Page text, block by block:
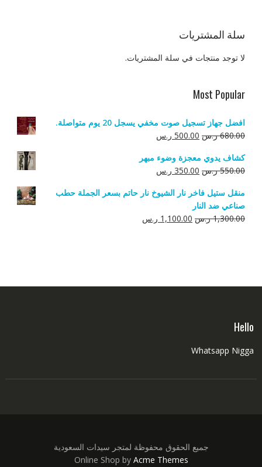
سلة المشتريات
لا توجد منتجات في سلة المشتريات.
Most Popular
افضل جهاز تسجيل صوت مخفي يسجل 20 يوم متواصلة.
680.00 ر.س السعر
هو:
680.00 ر.س.
500.00 ر.سالسعر
هو:
500.00 ر.س.
كشاف يدوي معجزة وضوء مبهر
550.00 ر.س السعر
هو:
550.00 ر.س.
350.00 ر.سالسعر
هو:
منقل ستيل فاخر نار الشيوخ نار حاتم بسعر الجملة حطب
صناعي ضد النار
1,300.00 ر.س السعر
1,100.00 ر.سالسعر
Hello
Whatsapp Nigga
جميع الحقوق محفوظة لمتجر سيدات السعودية
Online Shop by Acme Themes